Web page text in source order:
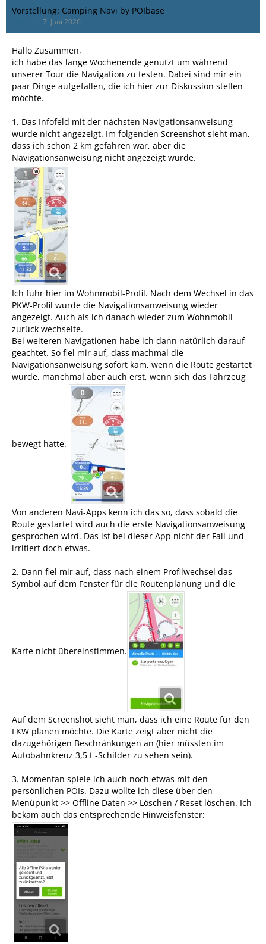
Vorstellung: Camping Navi by POIbase
7. Juni 2026
Hallo Zusammen,
ich habe das lange Wochenende genutzt um während
unserer Tour die Navigation zu testen. Dabei sind mir ein
paar Dinge aufgefallen, die ich hier zur Diskussion stellen
möchte.
1. Das Infofeld mit der nächsten Navigationsanweisung
wurde nicht angezeigt. Im folgenden Screenshot sieht man,
dass ich schon 2 km gefahren war, aber die
Navigationsanweisung nicht angezeigt wurde.
Ich fuhr hier im Wohnmobil-Profil. Nach dem Wechsel in das
PKW-Profil wurde die Navigationsanweisung wieder
angezeigt. Auch als ich danach wieder zum Wohnmobil
zurück wechselte.
Bei weiteren Navigationen habe ich dann natürlich darauf
geachtet. So fiel mir auf, dass machmal die
Navigationsanweisung sofort kam, wenn die Route gestartet
wurde, manchmal aber auch erst, wenn sich das Fahrzeug
bewegt hatte.
Von anderen Navi-Apps kenn ich das so, dass sobald die
Route gestartet wird auch die erste Navigationsanweisung
gesprochen wird. Das ist bei dieser App nicht der Fall und
irritiert doch etwas.
2. Dann fiel mir auf, dass nach einem Profilwechsel das
Symbol auf dem Fenster für die Routenplanung und die
Karte nicht übereinstimmen.
Auf dem Screenshot sieht man, dass ich eine Route für den
LKW planen möchte. Die Karte zeigt aber nicht die
dazugehörigen Beschränkungen an (hier müssten im
Autobahnkreuz 3,5 t -Schilder zu sehen sein).
3. Momentan spiele ich auch noch etwas mit den
persönlichen POIs. Dazu wollte ich diese über den
Menüpunkt >> Offline Daten >> Löschen / Reset löschen. Ich
bekam auch das entsprechende Hinweisfenster: